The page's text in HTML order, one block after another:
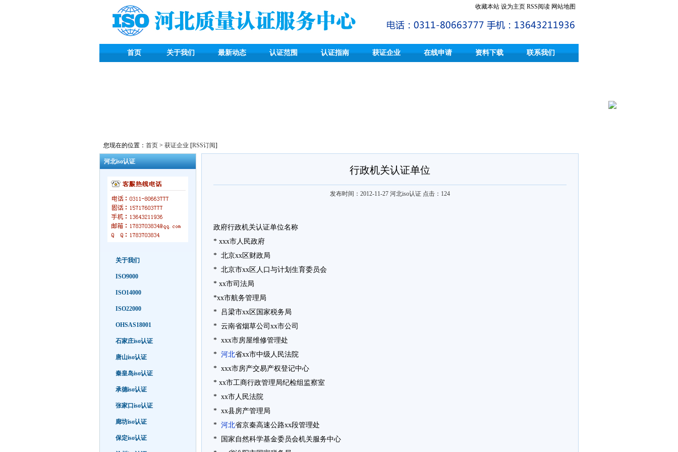
收藏本站 设为主页 RSS阅读 网站地图
首页 关于我们 最新动态 认证范围 认证指南 获证企业 在线申请 资料下载 联系我们
您现在的位置： 首页 > 获证企业 [RSS订阅]
河北iso认证
关于我们
ISO9000
ISO14000
ISO22000
OHSAS18001
石家庄iso认证
唐山iso认证
秦皇岛iso认证
承德iso认证
张家口iso认证
廊坊iso认证
保定iso认证
行政机关认证单位
发布时间：2012-11-27 河北iso认证 点击： 124
政府行政机关认证单位名称
* xxx市人民政府
* 北京xx区财政局
* 北京市xx区人口与计划生育委员会
* xx市司法局
*xx市航务管理局
* 吕梁市xx区国家税务局
* 云南省烟草公司xx市公司
* xxx市房屋维修管理处
* 河北省xx市中级人民法院
* xxx市房产交易产权登记中心
* xx市工商行政管理局纪检组监察室
* xx市人民法院
* xx县房产管理局
* 河北省京秦高速公路xx段管理处
* 国家自然科学基金委员会机关服务中心